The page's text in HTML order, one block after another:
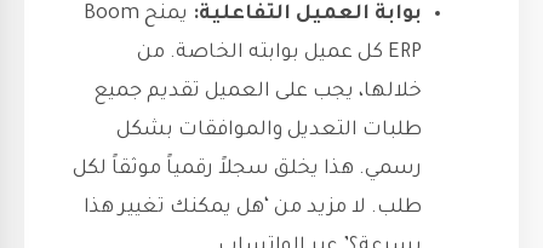
بوابة العميل التفاعلية:
يمنح Boom
ERP كل عميل بوابته الخاصة. من
خلالها، يجب على العميل تقديم جميع
طلبات التعديل والموافقات بشكل
رسمي. هذا يخلق سجلاً رقمياً موثقاً لكل
طلب. لا مزيد من ‘هل يمكنك تغيير هذا